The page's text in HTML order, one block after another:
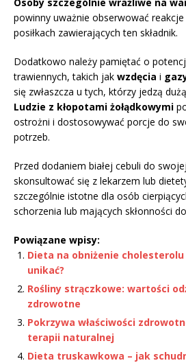
powinny uważnie obserwować
posiłkach zawierających ten składnik.
Dodatkowo należy pamiętać o
trawiennych, takich jak wzdęcia i
się zwłaszcza u tych, którzy jedzą
Ludzie z kłopotami żołądkowymi
ostrożni i dostosowywać porcje do
potrzeb.
Przed dodaniem białej cebuli do
skonsultować się z lekarzem lub
szczególnie istotne dla osób
schorzenia lub mających skłonności
Powiązane wpisy:
Dieta na obniżenie cholesterolu
unikać?
Rośliny strączkowe: wartości
zdrowotne
Pokrzywa właściwości
terapii naturalnej
Dieta truskawkowa – jak